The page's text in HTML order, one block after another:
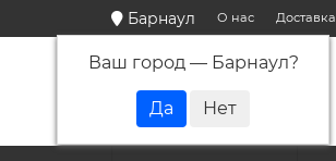
Барнаул
Ваш город — Барнаул?
О нас Доставка